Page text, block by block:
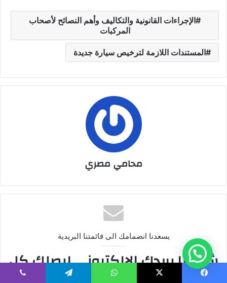
الإجراءات القانونية والتكاليف وأهم النصائح لأصحاب
المركبات
المستندات اللازمة لترخيص سيارة جديدة
محامي مصري
يسعدنا انضمامك الى قائمتنا البريدية
شاركنا بريدك الالكتروني ليصلك كل